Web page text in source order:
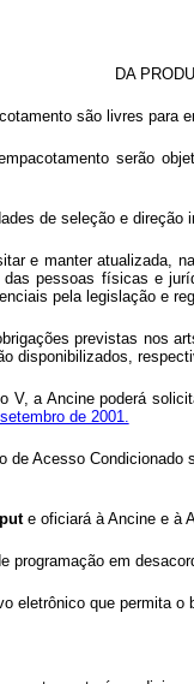
DA
são livres
serão
de seleção e
e manter
pessoas físicas e
pela legislação e
previstas nos
disponibilizados,
V, a Ancine poderá
de 2001.
de Acesso
e oficiará à Ancine e à
programação em
eletrônico que permita